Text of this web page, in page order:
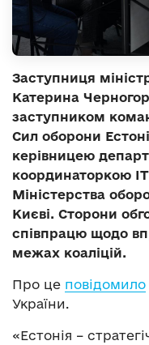
Заступниця
Катерина
заступником
Сил оборони
керівницею
координаторкою ІТ
Міністерства
Києві. Сторони
співпрацю щодо
межах коаліцій.
Про це повідомило
України.
«Естонія –